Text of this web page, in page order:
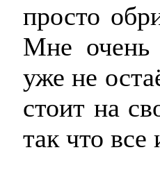
просто
Мне очень
уже не
стоит на
так что